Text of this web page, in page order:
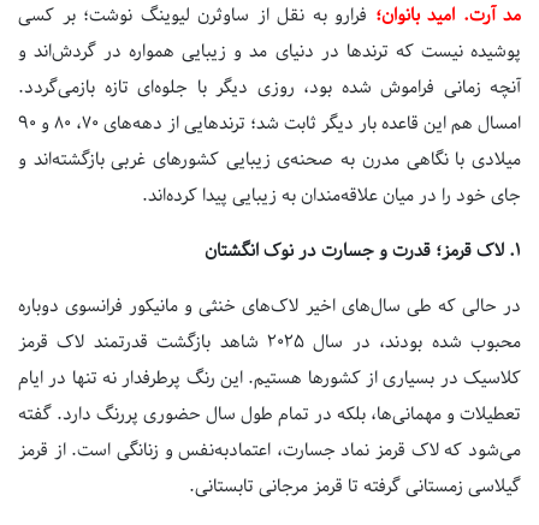
مد آرت. امید بانوان؛ فرارو به نقل از ساوثرن لیوینگ نوشت؛ بر کسی
پوشیده نیست که ترند‌ها در دنیای مد و زیبایی همواره در گردش‌اند و
آنچه زمانی فراموش شده بود، روزی دیگر با جلوه‌ای تازه بازمی‌گردد.
امسال هم این قاعده بار دیگر ثابت شد؛ ترند‌هایی از دهه‌های۷۰، ۸۰و۹۰
میلادی با نگاهی مدرن به صحنه‌ی زیبایی کشورهای غربی بازگشته‌اند و
جای خود را در میان علاقه‌مندان به زیبایی پیدا کرده‌اند.
۱. لاک قرمز؛ قدرت و جسارت در نوک انگشتان
در حالی که طی سال‌های اخیر لاک‌های خنثی و مانیکور فرانسوی دوباره
محبوب شده بودند، در سال ۲۰۲۵ شاهد بازگشت قدرتمند لاک قرمز
کلاسیک در بسیاری از کشورها هستیم. این رنگ پرطرفدار نه تنها در ایام
تعطیلات و مهمانی‌ها، بلکه در تمام طول سال حضوری پررنگ دارد. گفته
می‌شود که لاک قرمز نماد جسارت، اعتمادبه‌نفس و زنانگی است. از قرمز
گیلاسی زمستانی گرفته تا قرمز مرجانی تابستانی.